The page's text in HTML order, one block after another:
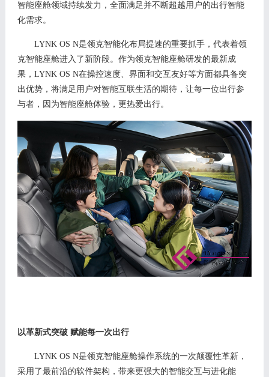
智能座舱领域持续发力，全面满足并不断超越用户的出行智能
化需求。
LYNK OS N是领克智能化布局提速的重要抓手，代表着领
克智能座舱进入了新阶段。作为领克智能座舱研发的最新成
果，LYNK OS N在操控速度、界面和交互友好等方面都具备突
出优势，将满足用户对智能互联生活的期待，让每一位出行参
与者，因为智能座舱体验，更热爱出行。
以革新式突破 赋能每一次出行
LYNK OS N是领克智能座舱操作系统的一次颠覆性革新，
采用了最前沿的软件架构，带来更强大的智能交互与进化能